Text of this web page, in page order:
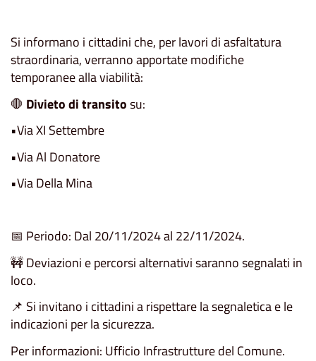
Si informano i cittadini che, per lavori di asfaltatura
straordinaria, verranno apportate modifiche
temporanee alla viabilità:
🛑 Divieto di transitosu:
•Via XI Settembre
•Via Al Donatore
•Via Della Mina
📅 Periodo: Dal 20/11/2024 al 22/11/2024.
🚧 Deviazioni e percorsi alternativi saranno segnalati in
loco.
📌 Si invitano i cittadini a rispettare la segnaletica e le
indicazioni per la sicurezza.
Per informazioni: Ufficio Infrastrutture del Comune.